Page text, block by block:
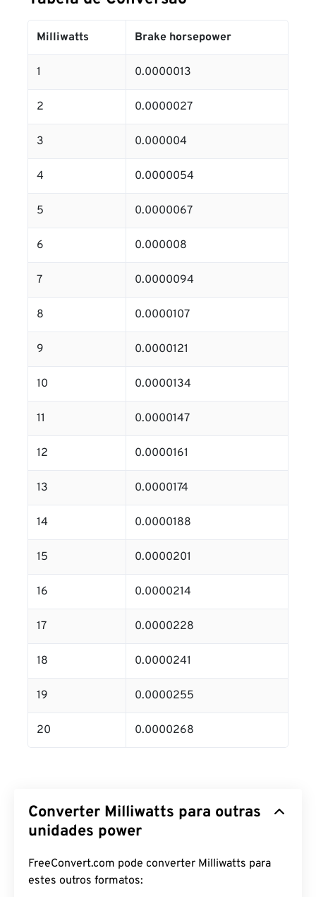
Milliwatts Brake horsepower
1 0.0000013
2 0.0000027
3 0.000004
4 0.0000054
5 0.0000067
6 0.000008
7 0.0000094
8 0.0000107
9 0.0000121
10 0.0000134
11 0.0000147
12 0.0000161
13 0.0000174
14 0.0000188
15 0.0000201
16 0.0000214
17 0.0000228
18 0.0000241
19 0.0000255
20 0.0000268
Converter Milliwatts para outras
unidades power
FreeConvert.com pode converter Milliwatts para
estes outros formatos: